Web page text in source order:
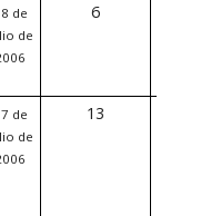
de
de
6
de
de
13